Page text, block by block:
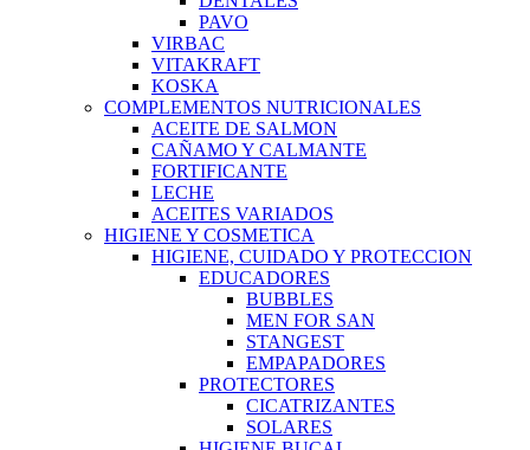
PAVO
VIRBAC
VITAKRAFT
KOSKA
COMPLEMENTOS NUTRICIONALES
ACEITE DE SALMON
CAÑAMO Y CALMANTE
FORTIFICANTE
LECHE
ACEITES VARIADOS
HIGIENE Y COSMETICA
HIGIENE, CUIDADO Y PROTECCION
EDUCADORES
BUBBLES
MEN FOR SAN
STANGEST
EMPAPADORES
PROTECTORES
CICATRIZANTES
SOLARES